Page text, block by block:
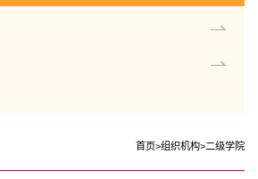
首页>组织机构>二级学院